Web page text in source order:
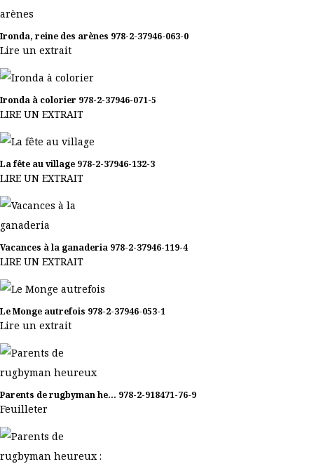
Ironda, reine des arènes 978-2-37946-063-0
Lire un extrait
Ironda à colorier 978-2-37946-071-5
LIRE UN EXTRAIT
La fête au village 978-2-37946-132-3
LIRE UN EXTRAIT
Vacances à la ganaderia 978-2-37946-119-4
LIRE UN EXTRAIT
Le Monge autrefois 978-2-37946-053-1
Lire un extrait
Parents de rugbyman he... 978-2-918471-76-9
Feuilleter